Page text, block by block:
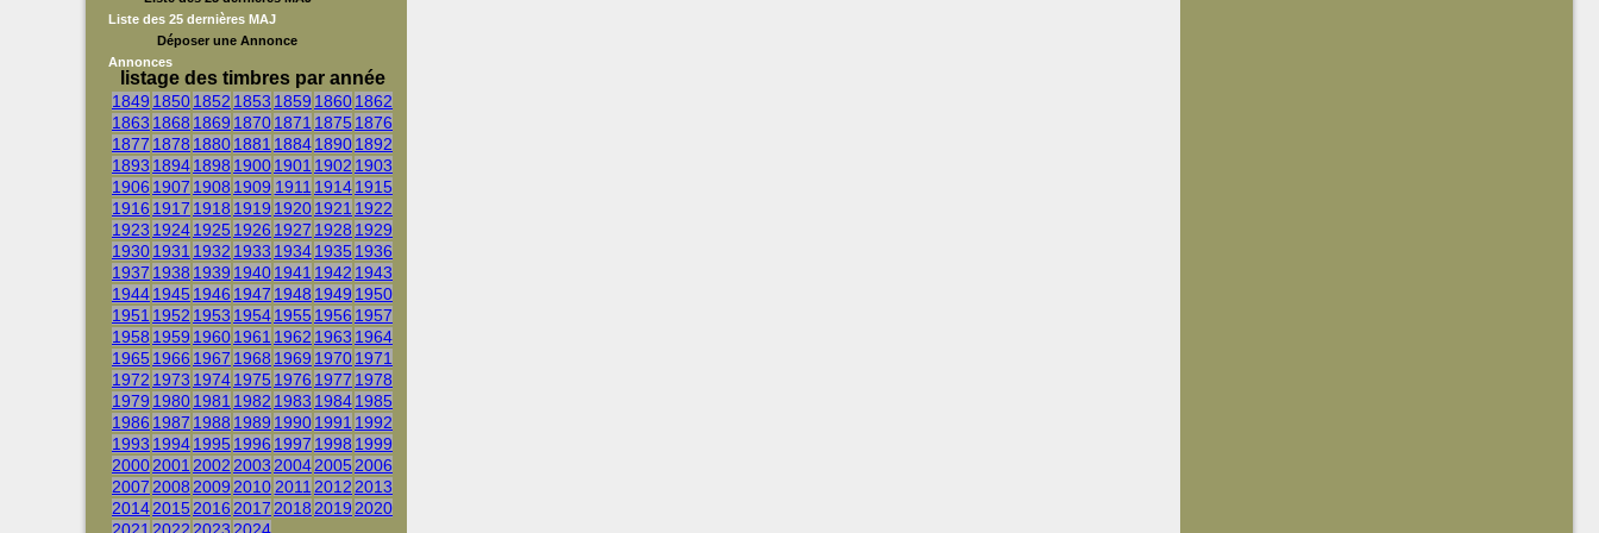
Liste des 25 dernières MAJ
Déposer une Annonce
Annonces
listage des timbres par année
1849 18501852 1853 1859 18601862
1863 1868 1869 18701871 1875 1876
1877 1878 18801881 188418901892
1893 18941898 19001901 1902 1903
1906 1907 1908 1909 1911 19141915
1916 1917 1918 1919 19201921 1922
1923 19241925 1926 1927 1928 1929
19301931 1932 1933 19341935 1936
1937 1938 1939 19401941 1942 1943
19441945 1946 1947 1948 1949 1950
1951 1952 1953 19541955 1956 1957
1958 1959 19601961 1962 1963 1964
1965 1966 1967 1968 1969 19701971
1972 1973 19741975 1976 1977 1978
1979 19801981 1982 1983 19841985
1986 1987 1988 1989 19901991 1992
1993 19941995 1996 1997 1998 1999
20002001 2002 2003 20042005 2006
2007 2008 2009 2010 2011 2012 2013
20142015 2016 2017 2018 2019 2020